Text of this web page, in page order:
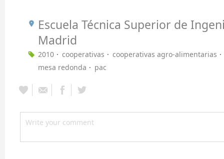
Escuela Técnica Superior de
Madrid
2010 cooperativas
cooperativas agro-alimentarias
mesa redonda
pac